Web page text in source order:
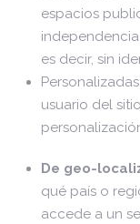
espacios
es decir, sin
usuario del
De geo-
qué país o
accede a un